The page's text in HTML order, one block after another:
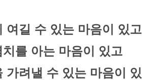
여길 수 있는 마음이 있고
를 아는 마음이 있고
가려낼 수 있는 마음이 있